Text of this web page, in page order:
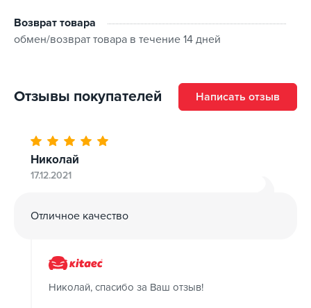
Возврат товара
обмен/возврат товара в течение 14 дней
Отзывы покупателей Написать отзыв
Николай
17.12.2021
Отличное качество
Николай, спасибо за Ваш отзыв!